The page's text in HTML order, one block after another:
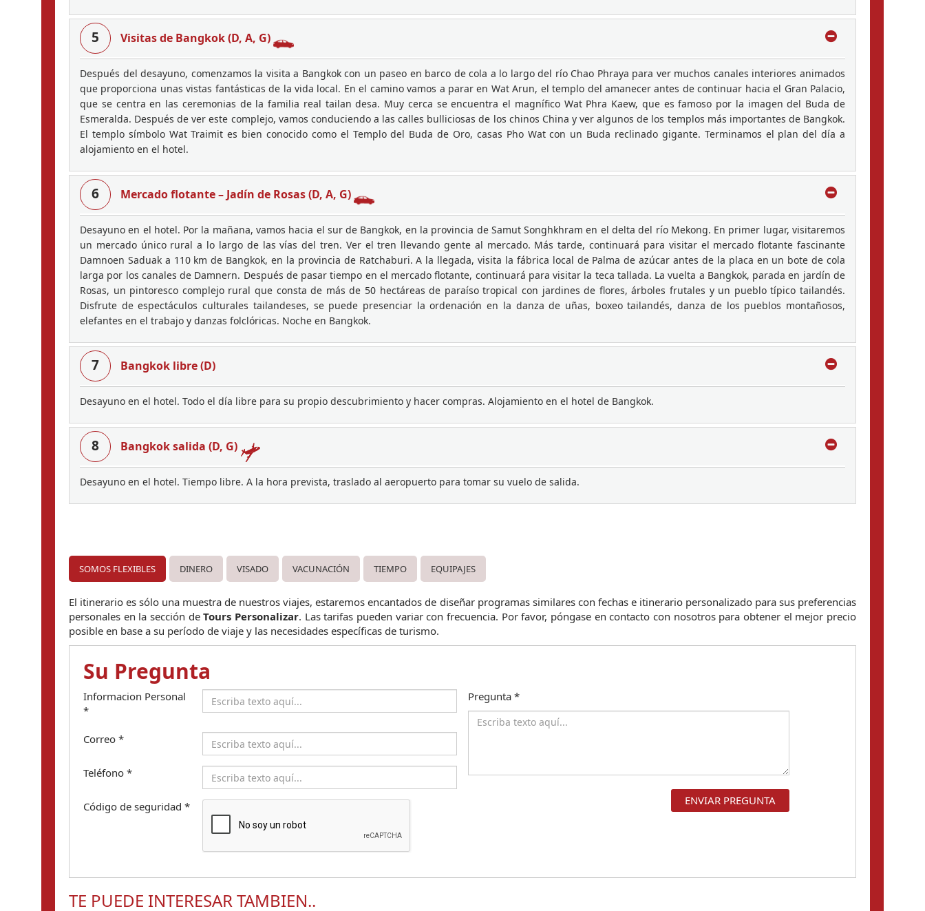
5 Visitas de Bangkok (D, A, G)
Después del desayuno, comenzamos la visita a Bangkok con un paseo en barco de cola a lo largo del río Chao Phraya para ver muchos canales interiores animados
que proporciona unas vistas fantásticas de la vida local. En el camino vamos a parar en Wat Arun, el templo del amanecer antes de continuar hacia el Gran Palacio,
que se centra en las ceremonias de la familia real tailan desa. Muy cerca se encuentra el magnífico Wat Phra Kaew, que es famoso por la imagen del Buda de
Esmeralda. Después de ver este complejo, vamos conduciendo a las calles bulliciosas de los chinos China y ver algunos de los templos más importantes de Bangkok.
El templo símbolo Wat Traimit es bien conocido como el Templo del Buda de Oro, casas Pho Wat con un Buda reclinado gigante. Terminamos el plan del día a
alojamiento en el hotel.
6 Mercado flotante – Jadín de Rosas (D, A, G)
Desayuno en el hotel. Por la mañana, vamos hacia el sur de Bangkok, en la provincia de Samut Songhkhram en el delta del río Mekong. En primer lugar, visitaremos
un mercado único rural a lo largo de las vías del tren. Ver el tren llevando gente al mercado. Más tarde, continuará para visitar el mercado flotante fascinante
Damnoen Saduak a 110 km de Bangkok, en la provincia de Ratchaburi. A la llegada, visita la fábrica local de Palma de azúcar antes de la placa en un bote de cola
larga por los canales de Damnern. Después de pasar tiempo en el mercado flotante, continuará para visitar la teca tallada. La vuelta a Bangkok, parada en jardín de
Rosas, un pintoresco complejo rural que consta de más de 50 hectáreas de paraíso tropical con jardines de flores, árboles frutales y un pueblo típico tailandés.
Disfrute de espectáculos culturales tailandeses, se puede presenciar la ordenación en la danza de uñas, boxeo tailandés, danza de los pueblos montañosos,
elefantes en el trabajo y danzas folclóricas. Noche en Bangkok.
7 Bangkok libre (D)
Desayuno en el hotel. Todo el día libre para su propio descubrimiento y hacer compras. Alojamiento en el hotel de Bangkok.
8 Bangkok salida (D, G)
Desayuno en el hotel. Tiempo libre. A la hora prevista, traslado al aeropuerto para tomar su vuelo de salida.
SOMOS FLEXIBLES DINERO VISADO VACUNACIÓN TIEMPO EQUIPAJES
El itinerario es sólo una muestra de nuestros viajes, estaremos encantados de diseñar programas similares con fechas e itinerario personalizado para sus preferencias
personales en la sección de Tours Personalizar. Las tarifas pueden variar con frecuencia. Por favor, póngase en contacto con nosotros para obtener el mejor precio
posible en base a su período de viaje y las necesidades específicas de turismo.
Su Pregunta
Informacion Personal
*
Correo *
Teléfono *
Código de seguridad *
Pregunta *
TE PUEDE INTERESAR TAMBIEN..